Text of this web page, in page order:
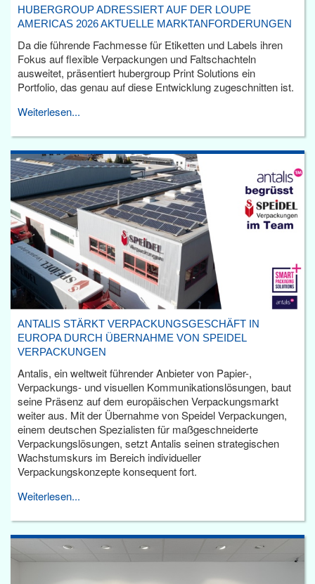
HUBERGROUP ADRESSIERT AUF DER LOUPE
AMERICAS 2026 AKTUELLE MARKTANFORDERUNGEN
Da die führende Fachmesse für Etiketten und Labels ihren
Fokus auf flexible Verpackungen und Faltschachteln
ausweitet, präsentiert hubergroup Print Solutions ein
Portfolio, das genau auf diese Entwicklung zugeschnitten ist.
Weiterlesen...
ANTALIS STÄRKT VERPACKUNGSGESCHÄFT IN
EUROPA DURCH ÜBERNAHME VON SPEIDEL
VERPACKUNGEN
Antalis, ein weltweit führender Anbieter von Papier-,
Verpackungs- und visuellen Kommunikationslösungen, baut
seine Präsenz auf dem europäischen Verpackungsmarkt
weiter aus. Mit der Übernahme von Speidel Verpackungen,
einem deutschen Spezialisten für maßgeschneiderte
Verpackungslösungen, setzt Antalis seinen strategischen
Wachstumskurs im Bereich individueller
Verpackungskonzepte konsequent fort.
Weiterlesen...